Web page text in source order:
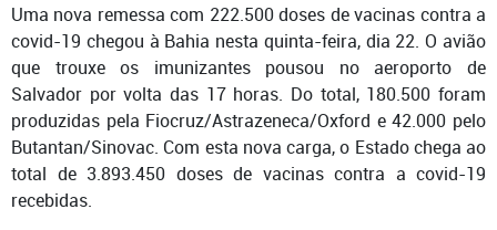
Uma nova remessa com 222.500 doses de vacinas contra a
covid-19 chegou à Bahia nesta quinta-feira, dia 22. O avião
que trouxe os imunizantes pousou no aeroporto de
Salvador por volta das 17 horas. Do total, 180.500 foram
produzidas pela Fiocruz/Astrazeneca/Oxford e 42.000 pelo
Butantan/Sinovac. Com esta nova carga, o Estado chega ao
total de 3.893.450 doses de vacinas contra a covid-19
recebidas.